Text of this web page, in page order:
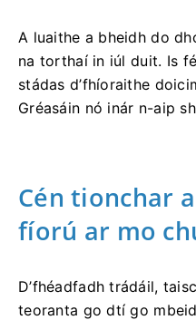
A luaithe a bheidh do
na torthaí in iúl duit. Is
stádas d’fhíoraithe
Gréasáin nó inár n-aip
Cén tionchar
fíorú ar mo
D’fhéadfadh trádáil,
teoranta go dtí go